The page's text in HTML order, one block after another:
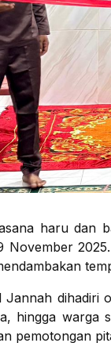
haru dan
November
Jannah dihadiri
hingga warga
pemotongan